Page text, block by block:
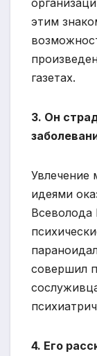
этим
газетах.
3. Он
Увлечение
идеями
Всеволода
совершил
4. Его